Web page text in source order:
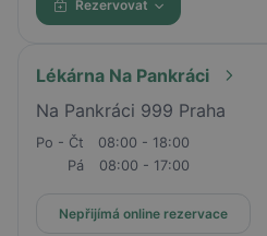
Rezervovat
Lékárna Na Pankráci
Na Pankráci 999 Praha
Po - Čt
08:00 - 18:00
Pá
08:00 - 17:00
Nepřijímá online rezervace